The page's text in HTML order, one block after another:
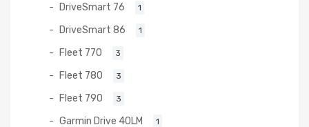
DriveSmart 76 1
DriveSmart 86 1
Fleet 770 3
Fleet 780 3
Fleet 790 3
Garmin Drive 40LM 1